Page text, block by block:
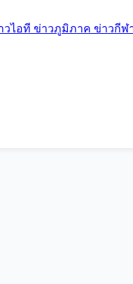
วไอที ข่าวภูมิภาค ข่าวกีฬ